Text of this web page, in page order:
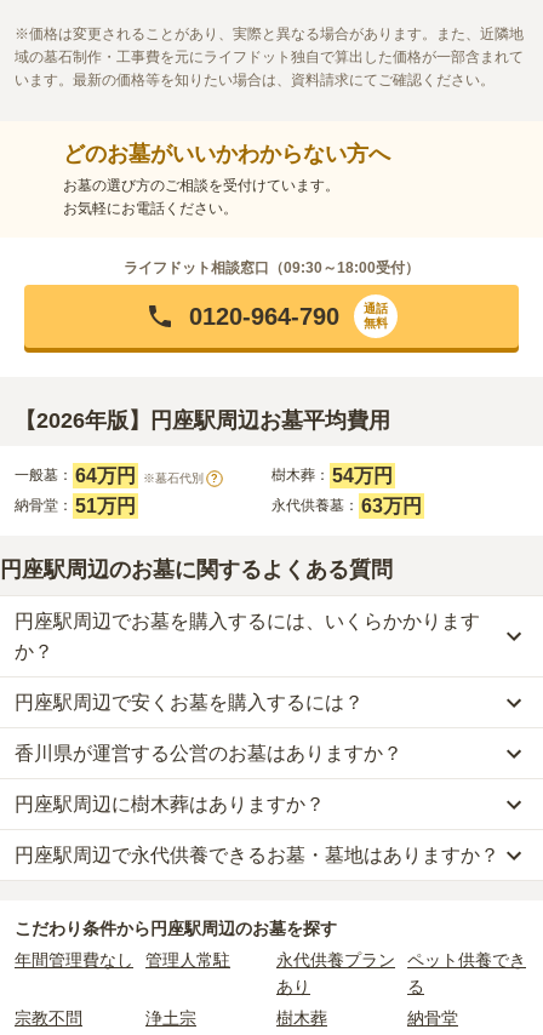
価格は変更されることがあり、実際と異なる場合があります。また、近隣地
域の墓石制作・工事費を元にライフドット独自で算出した価格が一部含まれて
います。最新の価格等を知りたい場合は、資料請求にてご確認ください。
どのお墓がいいかわからない方へ
お墓の選び方のご相談を受付けています。
お気軽にお電話ください。
ライフドット相談窓口（09:30～18:00受付）
0120-964-790
通話
無料
【2026年版】円座駅周辺お墓平均費用
一般墓： 64万円 ※墓石代別 ? 樹木葬： 54万円
納骨堂： 51万円 永代供養墓： 63万円
円座駅周辺のお墓に関するよくある質問
円座駅周辺でお墓を購入するには、いくらかかります
か？
円座駅周辺での購入費用の目安は、一般墓が約223万円、樹木葬が
約54万円、納骨堂が約51万円、永代供養墓が約63万円です。
一般墓を建てる場合は、「永代使用料（土地代）」と「墓石代」の
2つが主な費用となります。
円座駅周辺の一般墓の永代使用料の平均は
香川
材によって変わります。
使用料のみかかります。
なお、お墓によっては以下の費用が別途かかる場合があります。
：お墓を新しく建てた際に行う儀式のための費
用。僧侶に渡すお布施がかかります。
円座駅周辺で安くお墓を購入するには？
円座駅周辺で一番安価なお墓は、礼拝堂 永壽仏生山浄苑
永代供養
墓で、8万円からお求めいただけます。
一般的に最も費用を抑えられるのは、他の方のご遺骨と一緒に埋葬
する「合祀墓（ごうしぼ）」と呼ばれるタイプです。個別のお墓に
比べて省スペースで管理の手間がかからないため、費用が安く設定
価格の目安は、1名あたり5万円〜30万円程度です。
円座駅周辺で安価なお墓を探したい場合は、価格の安い順で並び替
えてお墓を探すのがおすすめです。
香川県が運営する公営のお墓はありますか？
円座駅周辺には、香川県が運営する公営の霊園が
高松市六ッ目公園墓地と高松市浅野墓地がそれにあたります。
公営霊園は民営の霊園と異なり、契約にあたって応募資格が設けら
主な条件として、遺骨がすでにある、該当の市区町村に一定年数以
上住んでいるなどが挙げられます。
条件を満たさない場合は、申し込み自体ができないことも多いた
め、事前の確認が重要です。
円座駅周辺に樹木葬はありますか？
円座駅周辺には、2件の樹木葬があります。
詳しくは、円座駅周辺の樹木葬の一覧をご覧ください。
円座駅周辺で永代供養できるお墓・墓地はありますか？
詳しくは、円座駅周辺の永代供養の一覧をご覧ください。
こだわり条件から 円座駅周辺のお墓を探す
年間管理費なし
管理人常駐
永代供養プラン
あり
ペット供養でき
る
宗教不問
浄土宗 樹木葬
納骨堂